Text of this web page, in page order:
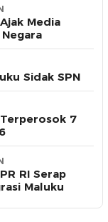
Media
Sidak SPN
7
RI Serap
Maluku